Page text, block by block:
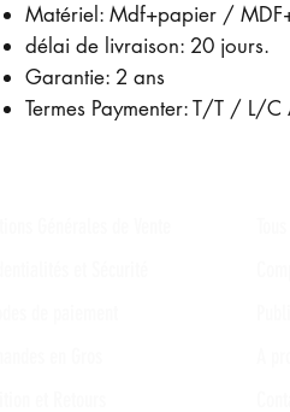
Matériel: Mdf+papier /
délai de livraison: 20 jours.
Garantie: 2 ans
Termes Paymenter: T/T / L/C